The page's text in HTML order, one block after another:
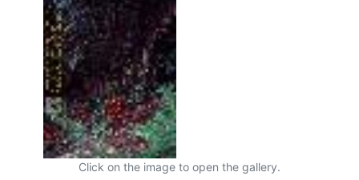
Click on the image to open the gallery.